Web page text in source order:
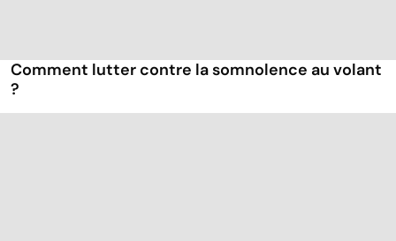
Comment lutter contre la somnolence au volant
?